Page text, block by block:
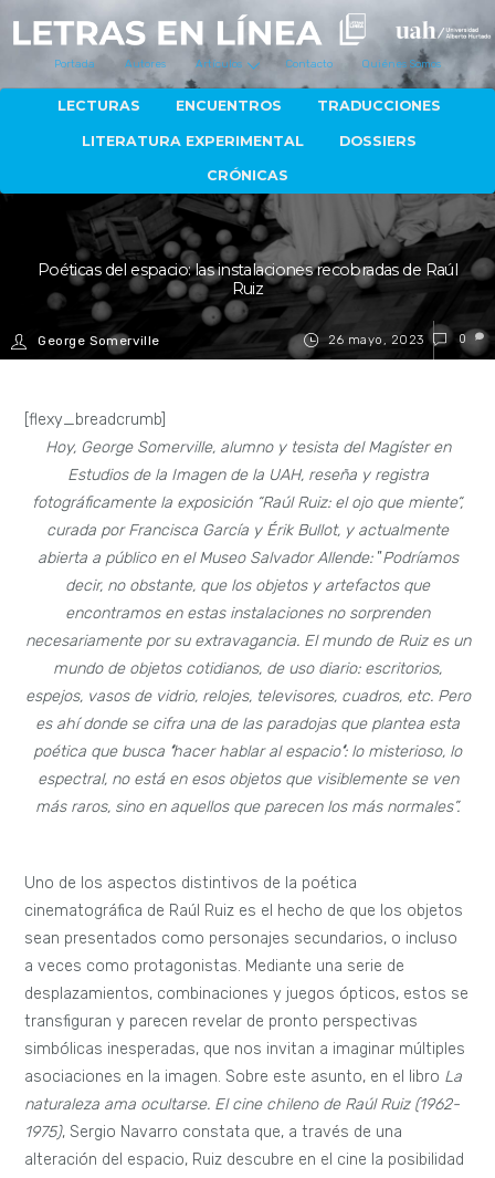
Portada Autores Artículos Contacto Quiénes Somos
LECTURAS ENCUENTROS TRADUCCIONES
LITERATURA EXPERIMENTAL DOSSIERS
CRÓNICAS
26 mayo, 2023
Poéticas del espacio: las instalaciones recobradas de Raúl
Ruiz
George Somerville 0
[flexy_breadcrumb]
Hoy, George Somerville, alumno y tesista del Magíster en
Estudios de la Imagen de la UAH, reseña y registra
fotográficamente la exposición “Raúl Ruiz: el ojo que miente“,
curada por Francisca García y Érik Bullot, y actualmente
abierta a público en el Museo Salvador Allende: ”Podríamos
decir, no obstante, que los objetos y artefactos que
encontramos en estas instalaciones no sorprenden
necesariamente por su extravagancia. El mundo de Ruiz es un
mundo de objetos cotidianos, de uso diario: escritorios,
espejos, vasos de vidrio, relojes, televisores, cuadros, etc. Pero
es ahí donde se cifra una de las paradojas que plantea esta
poética que busca hacer hablar al espacio‘: lo misterioso, lo
espectral, no está en esos objetos que visiblemente se ven
más raros, sino en aquellos que parecen los más normales”.
Uno de los aspectos distintivos de la poética
cinematográfica de Raúl Ruiz es el hecho de que los objetos
sean presentados como personajes secundarios, o incluso
a veces como protagonistas. Mediante una serie de
desplazamientos, combinaciones y juegos ópticos, estos se
transfiguran y parecen revelar de pronto perspectivas
simbólicas inesperadas, que nos invitan a imaginar múltiples
asociaciones en la imagen. Sobre este asunto, en el libro La
naturaleza ama ocultarse. El cine chileno de Raúl Ruiz (1962-
1975), Sergio Navarro constata que, a través de una
alteración del espacio, Ruiz descubre en el cine la posibilidad